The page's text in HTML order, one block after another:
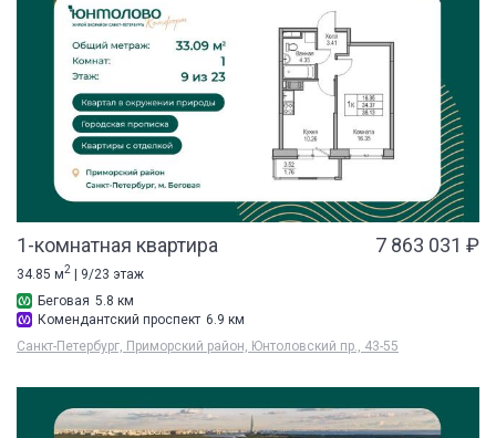
1-комнатная квартира 7 863 031 ₽
34.85 м2
| 9/23 этаж
Беговая 5.8 км
Комендантский проспект 6.9 км
Санкт-Петербург, Приморский район, Юнтоловский пр., 43-55